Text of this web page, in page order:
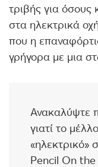
τριβής για όσους
στα ηλεκτρικά
που η
γρήγορα με μια
Ανακαλύψτε
γιατί το
«ηλεκτρικό»
Pencil On